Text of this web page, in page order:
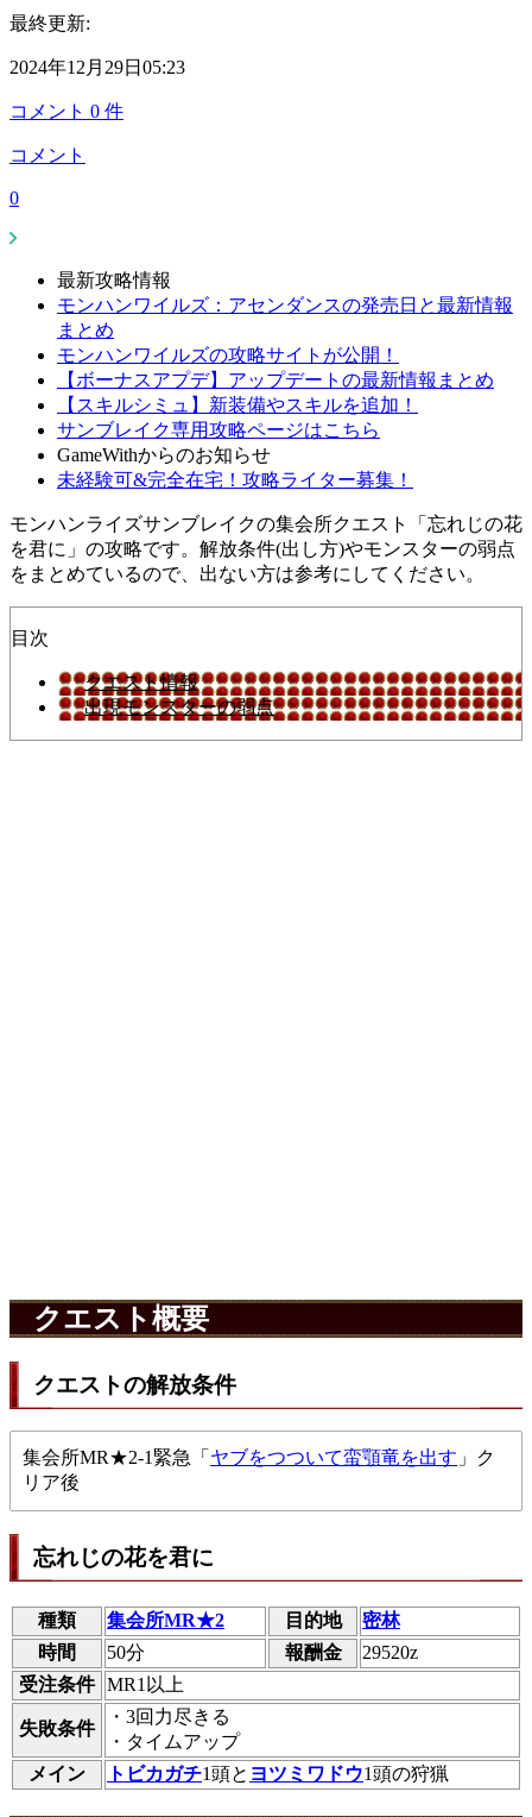
最終更新:
2024年12月29日05:23
コメント 0 件
コメント
0
最新攻略情報
モンハンワイルズ：アセンダンスの発売日と最新情報
まとめ
モンハンワイルズの攻略サイトが公開！
【ボーナスアプデ】アップデートの最新情報まとめ
【スキルシミュ】新装備やスキルを追加！
サンブレイク専用攻略ページはこちら
GameWithからのお知らせ
未経験可&完全在宅！攻略ライター募集！
モンハンライズサンブレイクの集会所クエスト「忘れじの花
を君に」の攻略です。解放条件(出し方)やモンスターの弱点
をまとめているので、出ない方は参考にしてください。
目次
クエスト情報
出現モンスターの弱点
クエスト概要
クエストの解放条件
集会所MR★2-1緊急「 ヤブをつついて蛮顎竜を出す 」ク
リア後
忘れじの花を君に
種類 集会所MR★2 目的地
密林
時間
50分 報酬金
29520z
受注条件 MR1以上
失敗条件
・3回力尽きる
・タイムアップ
メイン
トビカガチ1頭と ヨツミワドウ1頭の狩猟